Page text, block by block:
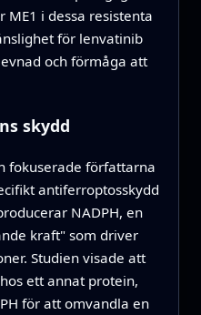
ME1 i dessa resistenta
för lenvatinib
och förmåga att
skydd
fokuserade författarna
antiferroptosskydd
NADPH, en
kraft" som driver
Studien visade att
ett annat protein,
för att omvandla en